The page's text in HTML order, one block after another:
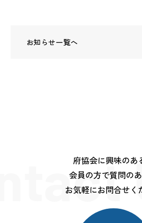
お知らせ一覧へ
府協会に興味のあ
会員の方で質問の
お気軽にお問合せく